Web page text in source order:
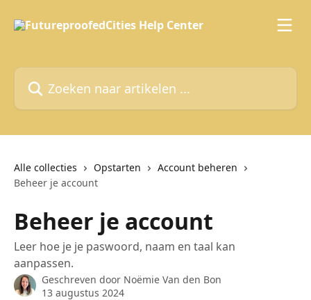
Zoeken naar artikelen ...
Alle collecties Opstarten
Account beheren
Beheer je account
Beheer je account
Leer hoe je je paswoord, naam en taal kan
aanpassen.
Geschreven door Noëmie Van den Bon
13 augustus 2024